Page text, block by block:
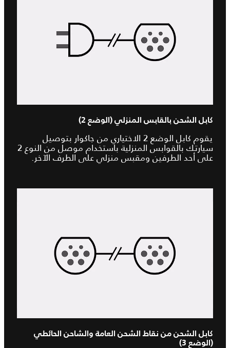
كابل الشحن بالقابس المنزلي (الوضع 2)
يقوم كابل الوضع 2 الاختياري من جاكوار بتوصيل
سيارتك بالقوابس المنزلية باستخدام موصل من النوع 2
على أحد الطرفين ومقبس منزلي على الطرف الآخر.
كابل الشحن من نقاط الشحن العامة والشاحن الحائطي
(الوضع 3)